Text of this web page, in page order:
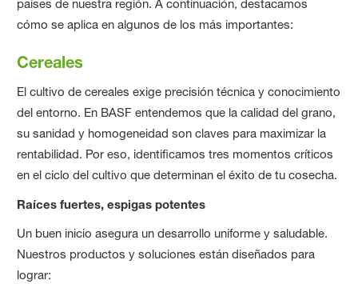
países de nuestra región. A continuación, destacamos
cómo se aplica en algunos de los más importantes:
Cereales
El cultivo de cereales exige precisión técnica y conocimiento
del entorno. En BASF entendemos que la calidad del grano,
su sanidad y homogeneidad son claves para maximizar la
rentabilidad. Por eso, identificamos tres momentos críticos
en el ciclo del cultivo que determinan el éxito de tu cosecha.
Raíces fuertes, espigas potentes
Un buen inicio asegura un desarrollo uniforme y saludable.
Nuestros productos y soluciones están diseñados para
lograr: